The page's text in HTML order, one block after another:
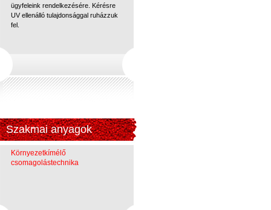
ügyfeleink rendelkezésére. Kérésre
UV ellenálló tulajdonsággal ruházzuk
fel.
Szakmai anyagok
Környezetkímélő
csomagolástechnika